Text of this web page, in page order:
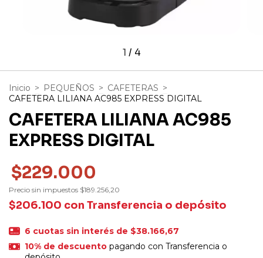
1 / 4
Inicio > PEQUEÑOS > CAFETERAS >
CAFETERA LILIANA AC985 EXPRESS DIGITAL
CAFETERA LILIANA AC985
EXPRESS DIGITAL
$229.000
Precio sin impuestos $189.256,20
$206.100 con Transferencia o depósito
6 cuotas sin interés de $38.166,67
10% de descuentopagando con Transferencia o